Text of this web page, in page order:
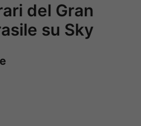
del Gran
su Sky